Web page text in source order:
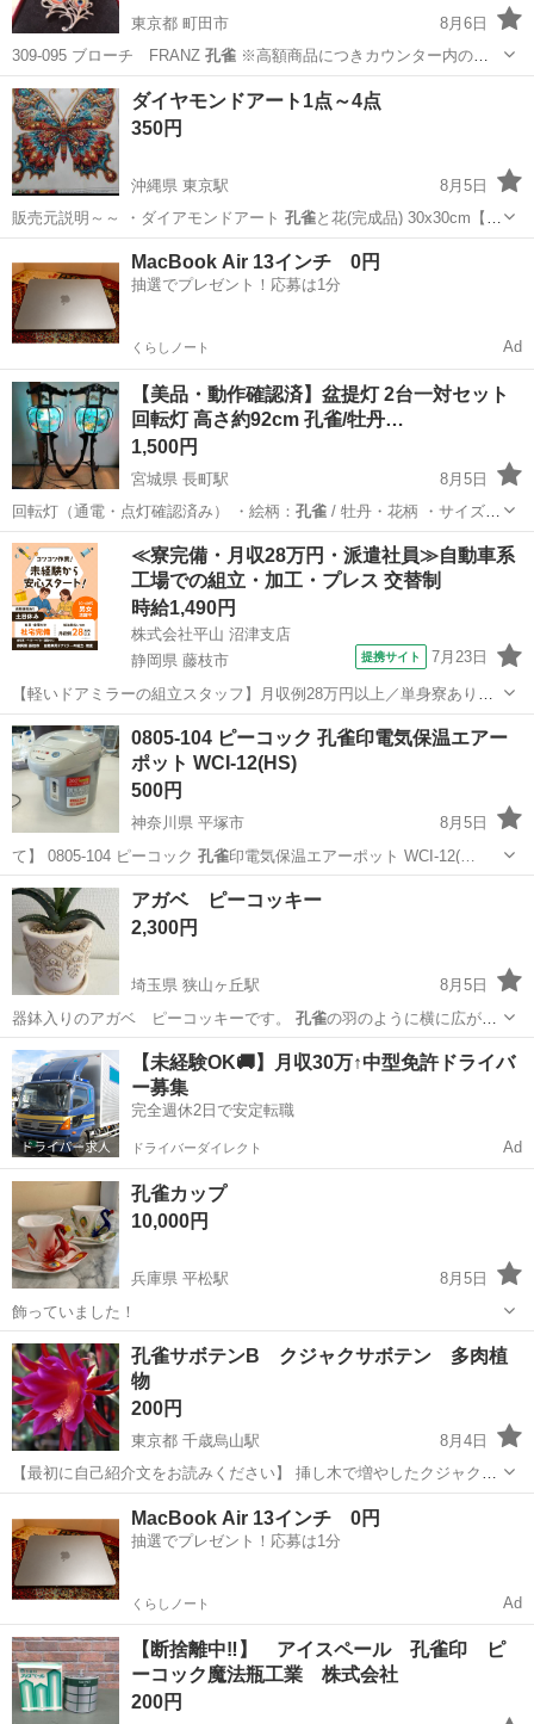
東京都 町田市
8月6日
309-095 ブローチ FRANZ 孔雀※高額商品につきカウンター内の保
管を…
東京 町田市 その他 リユース
ダイヤモンドアート1点～4点
350円
沖縄県 東京駅
8月5日
販売元説明～～ ・ダイアモンドアート 孔雀と花(完成品) 30x30cm【目
立っ…
宜野湾市 東京駅 その他 アート
MacBook Air 13インチ 0円
抽選でプレゼント！応募は1分
くらしノート Ad
【美品・動作確認済】盆提灯 2台一対セット
回転灯 高さ約92cm 孔雀/牡丹…
1,500円
宮城県 長町駅
8月5日
回転灯（通電・点灯確認済み） ・絵柄： 孔雀/ 牡丹・花柄 ・サイズ
（約）： …
宮城 仙台市 長町駅 年中行事用品
≪寮完備・月収28万円・派遣社員≫自動車系
工場での組立・加工・プレス 交替制
時給1,490円
株式会社平山 沼津支店
静岡県 藤枝市
提携サイト 7月23日
【軽いドアミラーの組立スタッフ】月収例28万円以上／単身寮あり／
年間休日121日／初めてさんも安心のカンタン作業 【未経験歓迎】軽
いドアミラーの組立スタッフ｜新設のキレイな工場◎男女活躍中！ 大
手自動車部品メーカーの新設工...
静岡 藤枝市
0805-104 ピーコック 孔雀印電気保温エアー
ポット WCI-12(HS)
500円
神奈川県 平塚市
8月5日
て】 0805-104 ピーコック 孔雀印電気保温エアーポット WCI-12(…
神奈川 平塚市 キッチン家電 孔雀
アガベ ピーコッキー
2,300円
埼玉県 狭山ヶ丘駅
8月5日
器鉢入りのアガベ ピーコッキーです。 孔雀の羽のように横に広がる
葉のため場所も取…
埼玉 所沢市 狭山ヶ丘駅 家庭用品
【未経験OK🚚】月収30万↑中型免許ドライバ
ー募集
完全週休2日で安定転職
ドライバーダイレクト Ad
孔雀カップ
10,000円
兵庫県 平松駅
8月5日
飾っていました！
兵庫 姫路市 平松駅
孔雀サボテンB クジャクサボテン 多肉植
物
200円
東京都 千歳烏山駅
8月4日
【最初に自己紹介文をお読みください】 挿し木で増やしたクジャクサ
ボテンです。 ポットごとお渡しします。 サイズは比較用の1.5lペット
ボトルでご判断ください。 写真5枚目は成長したクジャクサボ...
その他 クジャクサボテン
MacBook Air 13インチ 0円
抽選でプレゼント！応募は1分
くらしノート Ad
【断捨離中‼️】 アイスペール 孔雀印 ピ
ーコック魔法瓶工業 株式会社
200円